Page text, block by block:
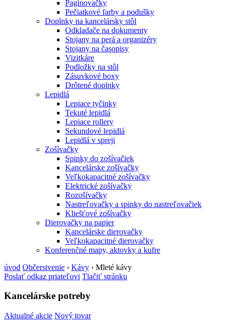
Paginovačky
Pečiatkové farby a podušky
Doplnky na kancelársky stôl
Odkladače na dokumenty
Stojany na perá a organizéry
Stojany na časopisy
Vizitkáre
Podložky na stôl
Zásuvkové boxy
Drôtené doplnky
Lepidlá
Lepiace tyčinky
Tekuté lepidlá
Lepiace rollery
Sekundové lepidlá
Lepidlá v spreji
Zošívačky
Spinky do zošívačiek
Kancelárske zošívačky
Veľkokapacitné zošívačky
Elektrické zošívačky
Rozošívačky
Nastreľovačky a spinky do nastreľovačiek
Kliešťové zošívačky
Dierovačky na papier
Kancelárske dierovačky
Veľkokapacitné dierovačky
Konferenčné mapy, aktovky a kufre
úvod Občerstvenie › Kávy › Mleté kávy
Poslať odkaz priateľovi Tlačiť stránku
Kancelárske potreby
Aktualné akcie Nový tovar